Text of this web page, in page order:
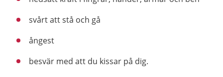
svårt att stå och gå
ångest
besvär med att du kissar på dig.